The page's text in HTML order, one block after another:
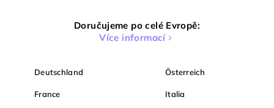
Doručujeme po celé Evropě:
Více informací
Deutschland Österreich
France Italia